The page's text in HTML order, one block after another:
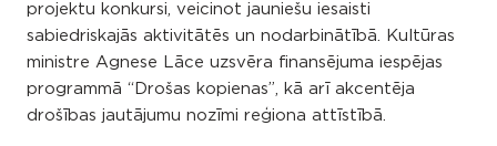
projektu konkursi, veicinot jauniešu iesaisti
sabiedriskajās aktivitātēs un nodarbinātībā. Kultūras
ministre Agnese Lāce uzsvēra finansējuma iespējas
programmā “Drošas kopienas”, kā arī akcentēja
drošības jautājumu nozīmi reģiona attīstībā.